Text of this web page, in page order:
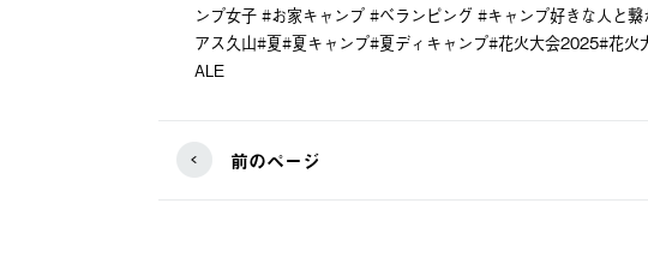
ンプ女子 #お家キャンプ #べランピング #キャンプ好きな人と
アス久山#夏#夏キャンプ#夏ディキャンプ#花火大会2025#花
ALE
前のページ